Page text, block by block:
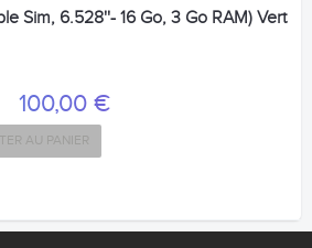
Sim, 6.528''- 16 Go, 3 Go RAM) Vert
100,00 €
AU PANIER